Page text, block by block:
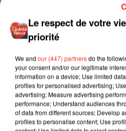
Le respect de votre
priorité
We and our (447) partnersdo the
your consent and/or our legitimate
information on a device; Use limited
profiles for personalised advertising;
advertising; Measure advertising
performance; Understand audiences
of data from different sources; Develop
profiles to personalise content; Use